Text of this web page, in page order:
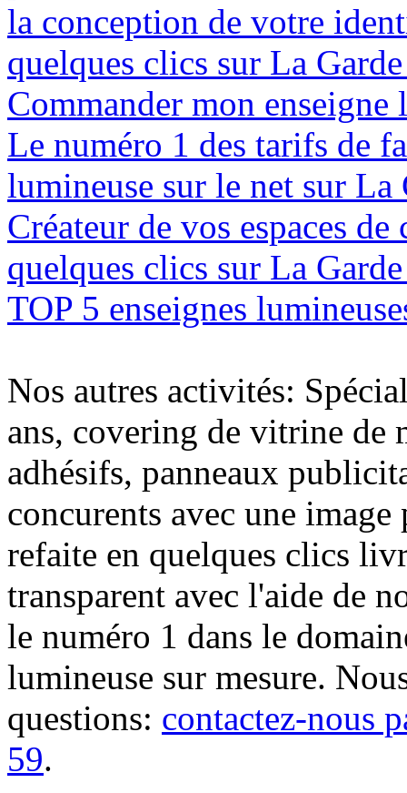
la conception de votre
quelques clics sur La
Commander mon
Le numéro 1 des tarifs de
lumineuse sur le net sur La
Créateur de vos espaces
quelques clics sur La
TOP 5 enseignes
Nos autres activités:
ans, covering de vitrine de
adhésifs, panneaux
concurents avec une
refaite en quelques clics
transparent avec l'aide de
le numéro 1 dans le
lumineuse sur mesure.
questions: contactez-nous
59.